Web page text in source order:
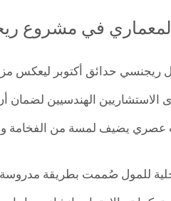
في مشروع
ريجنسي حدائق أكتوبر ليعكس
الاستشاريين الهندسيين
يضيف لمسة من الفخامة
للمول صُممت بطريقة مدروسة